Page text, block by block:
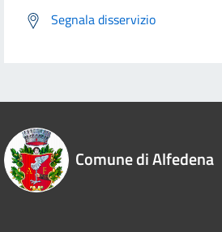
Segnala disservizio
Comune di Alfedena